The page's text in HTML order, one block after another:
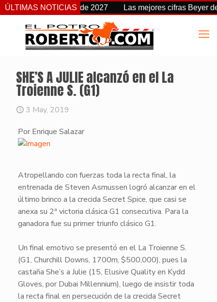
ÚLTIMAS NOTICIAS
de fecha a partir de 2027 Las mejores cifras Beyer de
SHE’S A JULIE alcanzó en el La
Troienne S. (G1)
3 May, 2019
Por Enrique Salazar
​Atropellando con fuerzas toda la recta final, la
entrenada de Steven Asmussen logró alcanzar en el
último brinco a la crecida Secret Spice, que casi se
anexa su 2ª victoria clásica G1 consecutiva. Para la
ganadora fue su primer triunfo clásico G1.
Un final emotivo se presentó en el La Troienne S.
(G1, Churchill Downs, 1700m, $500,000), pues la
castaña She’s a Julie (15, Elusive Quality en Kydd
Gloves, por Dubai Millennium), luego de insistir toda
la recta final en persecución de la crecida Secret